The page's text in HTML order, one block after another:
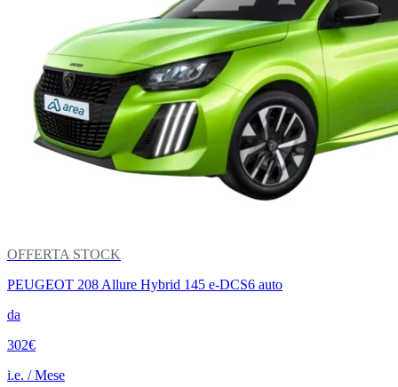
OFFERTA STOCK
PEUGEOT 208 Allure Hybrid 145 e-DCS6 auto
da
302€
i.e. / Mese